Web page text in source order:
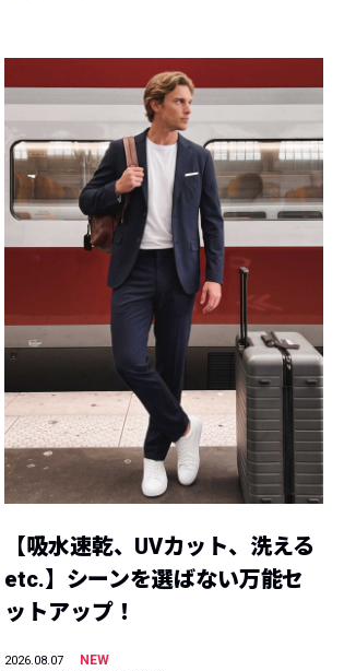
【吸水速乾、UVカット、洗える
etc.】シーンを選ばない万能セ
ットアップ！
2026.08.07
NEW